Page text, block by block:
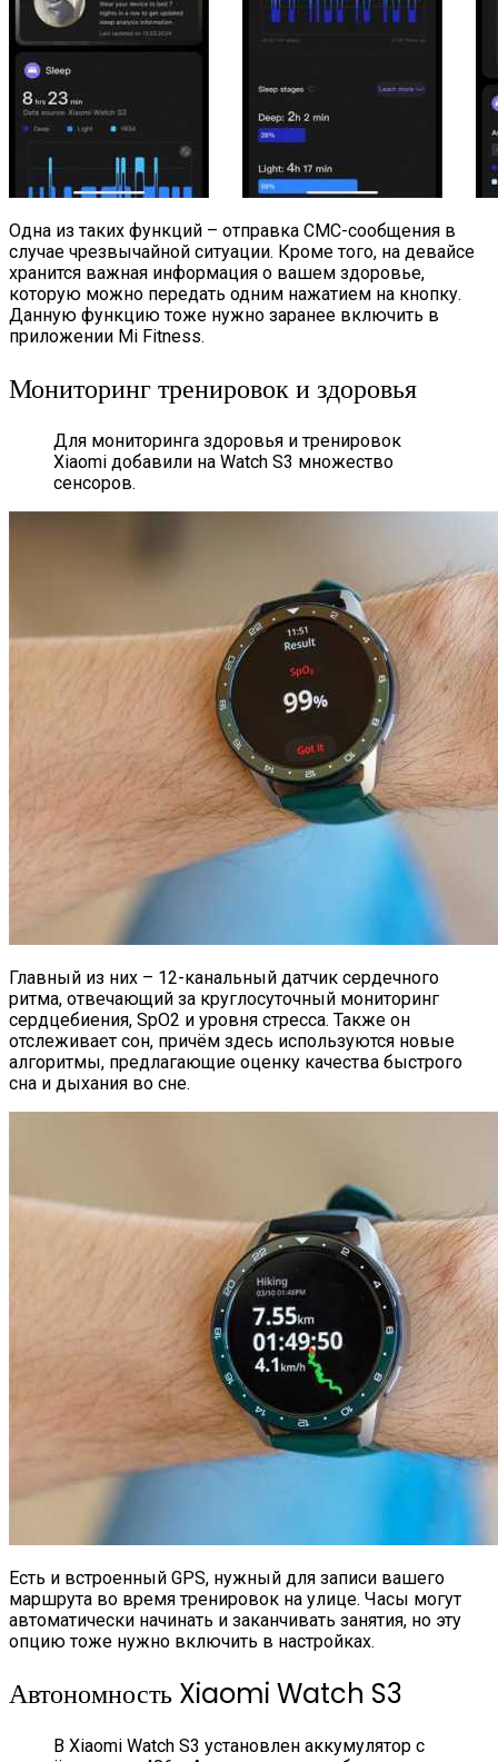
Одна из таких функций – отправка СМС-сообщения в
случае чрезвычайной ситуации. Кроме того, на девайсе
хранится важная информация о вашем здоровье,
которую можно передать одним нажатием на кнопку.
Данную функцию тоже нужно заранее включить в
приложении Mi Fitness.
Мониторинг тренировок и здоровья
Для мониторинга здоровья и тренировок
Xiaomi добавили на Watch S3 множество
сенсоров.
Главный из них – 12-канальный датчик сердечного
ритма, отвечающий за круглосуточный мониторинг
сердцебиения, SpO2 и уровня стресса. Также он
отслеживает сон, причём здесь используются новые
алгоритмы, предлагающие оценку качества быстрого
сна и дыхания во сне.
Есть и встроенный GPS, нужный для записи вашего
маршрута во время тренировок на улице. Часы могут
автоматически начинать и заканчивать занятия, но эту
опцию тоже нужно включить в настройках.
Автономность Xiaomi Watch S3
В Xiaomi Watch S3 установлен аккумулятор с